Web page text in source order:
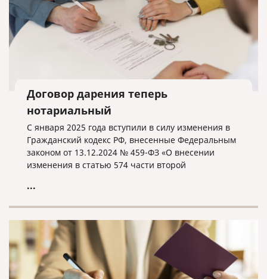
Договор дарения теперь
нотариальный
С января 2025 года вступили в силу изменения в
Гражданский кодекс РФ, внесенные Федеральным
законом от 13.12.2024 № 459-ФЗ «О внесении
изменения в статью 574 части второй
...